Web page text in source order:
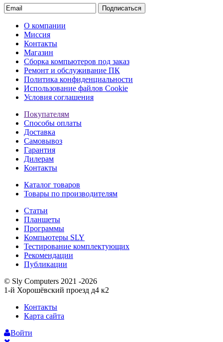
Подписаться
О компании
Миссия
Контакты
Магазин
Сборка компьютеров под заказ
Ремонт и обслуживание ПК
Политика конфиденциальности
Использование файлов Cookie
Условия соглашения
Покупателям
Способы оплаты
Доставка
Самовывоз
Гарантия
Дилерам
Контакты
Каталог товаров
Товары по производителям
Статьи
Планшеты
Программы
Компьютеры SLY
Тестирование комплектующих
Рекомендации
Публикации
© Sly Computers 2021 -2026
1-й Хорошёвский проезд д4 к2
Контакты
Карта сайта
Войти